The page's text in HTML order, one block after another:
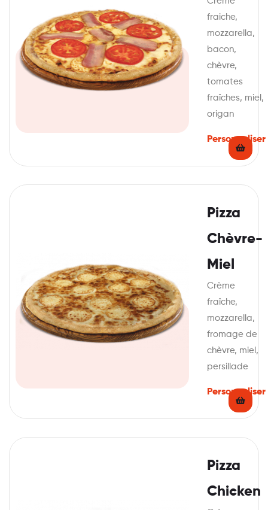
fraiche,
mozzarella,
bacon,
chèvre,
tomates
fraîches, miel,
origan
Personnaliser
Pizza
Chèvre-
Miel
Crème
fraîche,
mozzarella,
fromage de
chèvre, miel,
persillade
Personnaliser
Pizza
Chicken